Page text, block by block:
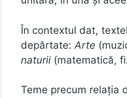
În contextul dat,
depărtate: Arte
naturii (matematică,
Teme precum relația